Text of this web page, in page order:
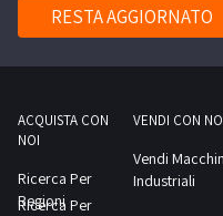
del nostro
servizio di
avrai a tua
attento e
preparato,
tempestivamente
tue
RESTA AGGIORNATO
ACQUISTA CON
NOI
Ricerca Per
Regioni
Ricerca Per
VENDI CON
Vendi
Industriali